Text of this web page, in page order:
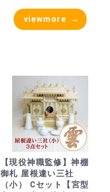
viewmore
【現役神職監修】神棚
御札 屋根違い三社
（小） Cセット【宮型